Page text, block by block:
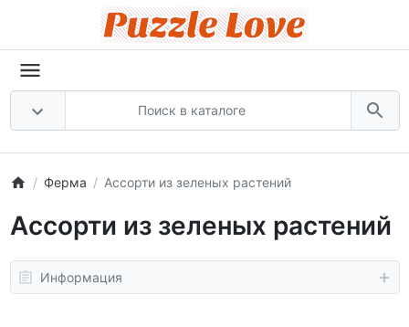
Ферма Ассорти из зеленых растений
Ассорти из зеленых растений
Информация